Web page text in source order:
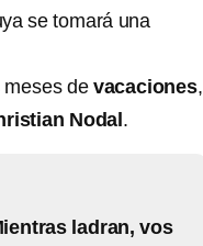
se tomará una
meses de vacaciones,
Nodal .
ladran, vos